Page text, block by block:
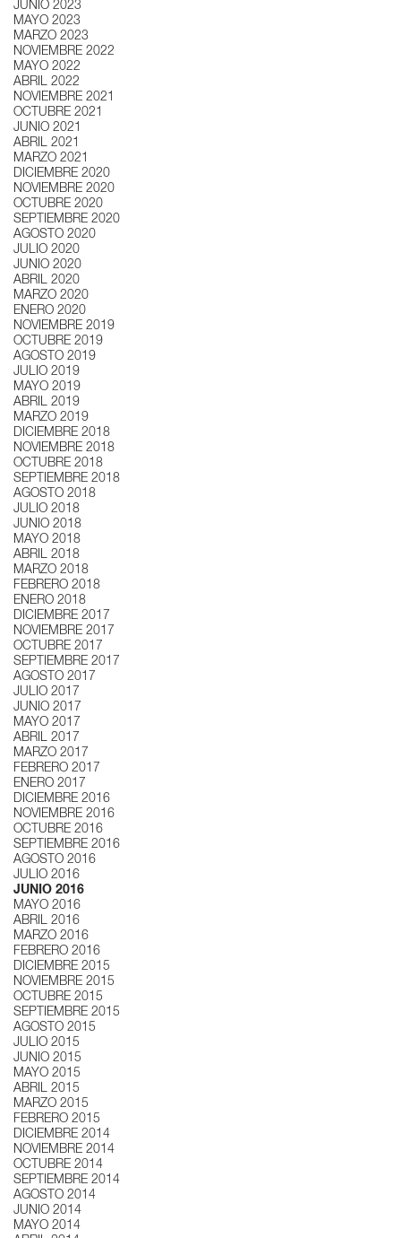
JUNIO 2023
MAYO 2023
MARZO 2023
NOVIEMBRE 2022
MAYO 2022
ABRIL 2022
NOVIEMBRE 2021
OCTUBRE 2021
JUNIO 2021
ABRIL 2021
MARZO 2021
DICIEMBRE 2020
NOVIEMBRE 2020
OCTUBRE 2020
SEPTIEMBRE 2020
AGOSTO 2020
JULIO 2020
JUNIO 2020
ABRIL 2020
MARZO 2020
ENERO 2020
NOVIEMBRE 2019
OCTUBRE 2019
AGOSTO 2019
JULIO 2019
MAYO 2019
ABRIL 2019
MARZO 2019
DICIEMBRE 2018
NOVIEMBRE 2018
OCTUBRE 2018
SEPTIEMBRE 2018
AGOSTO 2018
JULIO 2018
JUNIO 2018
MAYO 2018
ABRIL 2018
MARZO 2018
FEBRERO 2018
ENERO 2018
DICIEMBRE 2017
NOVIEMBRE 2017
OCTUBRE 2017
SEPTIEMBRE 2017
AGOSTO 2017
JULIO 2017
JUNIO 2017
MAYO 2017
ABRIL 2017
MARZO 2017
FEBRERO 2017
ENERO 2017
DICIEMBRE 2016
NOVIEMBRE 2016
OCTUBRE 2016
SEPTIEMBRE 2016
AGOSTO 2016
JULIO 2016
JUNIO 2016
MAYO 2016
ABRIL 2016
MARZO 2016
FEBRERO 2016
DICIEMBRE 2015
NOVIEMBRE 2015
OCTUBRE 2015
SEPTIEMBRE 2015
AGOSTO 2015
JULIO 2015
JUNIO 2015
MAYO 2015
ABRIL 2015
MARZO 2015
FEBRERO 2015
DICIEMBRE 2014
NOVIEMBRE 2014
OCTUBRE 2014
SEPTIEMBRE 2014
AGOSTO 2014
JUNIO 2014
MAYO 2014